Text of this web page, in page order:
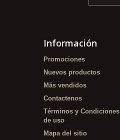
Información
Promociones
Nuevos productos
Más vendidos
Contactenos
Términos y Condiciones
de uso
Mapa del sitio